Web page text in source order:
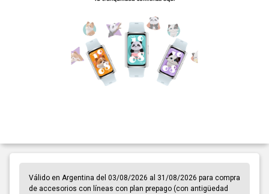
Válido en Argentina del 03/08/2026 al 31/08/2026 para compra
de accesorios con líneas con plan prepago (con antigüedad